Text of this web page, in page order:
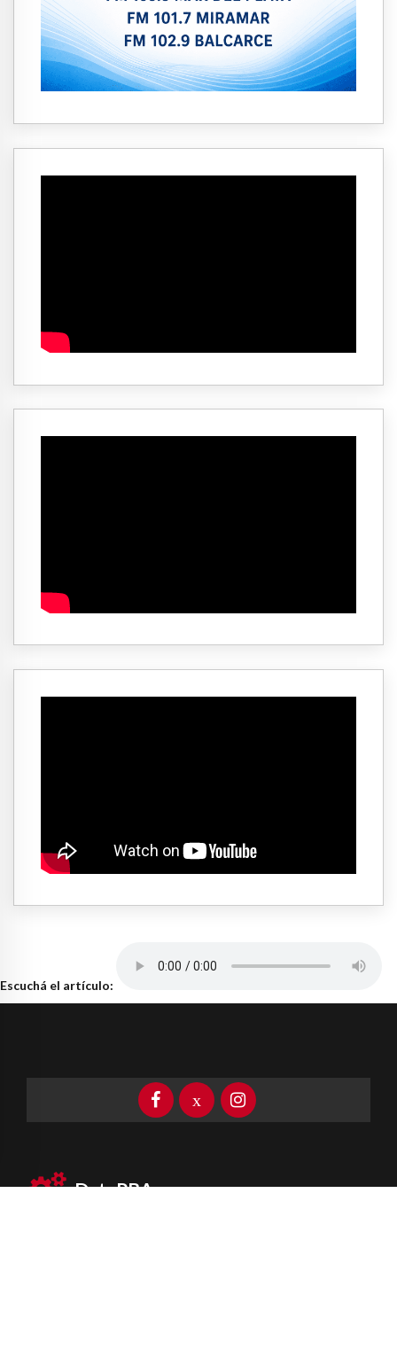
Escuchá el artículo:
DataPBA